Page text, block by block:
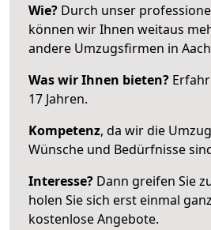
Wie? Durch unser
können wir Ihnen weitaus
andere Umzugsfirmen in
Was wir Ihnen bieten?
17 Jahren.
Kompetenz, da wir die
Wünsche und Bedürfnisse
Interesse? Dann greifen Sie
holen Sie sich erst einmal
kostenlose Angebote.